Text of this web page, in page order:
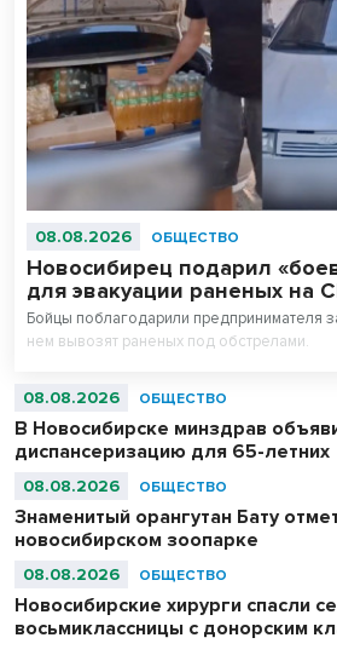
08.08.2026 ОБЩЕСТВО
Новосибирец подарил
для эвакуации раненых на
Бойцы поблагодарили предпринимателя
нем вывозят раненых под обстрелами.
08.08.2026 ОБЩЕСТВО
В Новосибирске минздрав
диспансеризацию для 65-летних
08.08.2026 ОБЩЕСТВО
Знаменитый орангутан Бату
новосибирском зоопарке
08.08.2026 ОБЩЕСТВО
Новосибирские хирурги спасли
восьмиклассницы с донорским